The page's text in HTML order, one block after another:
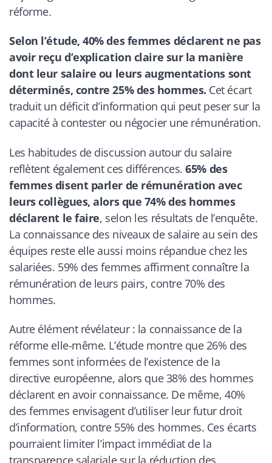
réforme.
Selon l’étude, 40% des femmes déclarent ne pas
avoir reçu d’explication claire sur la manière
dont leur salaire ou leurs augmentations sont
déterminés, contre 25% des hommes. Cet écart
traduit un déficit d’information qui peut peser sur la
capacité à contester ou négocier une rémunération.
Les habitudes de discussion autour du salaire
reflètent également ces différences.65% des
femmes disent parler de rémunération avec
leurs collègues, alors que 74% des hommes
déclarent le faire, selon les résultats de l’enquête.
La connaissance des niveaux de salaire au sein des
équipes reste elle aussi moins répandue chez les
salariées. 59% des femmes affirment connaître la
rémunération de leurs pairs, contre 70% des
hommes.
Autre élément révélateur : la connaissance de la
réforme elle-même. L’étude montre que 26% des
femmes sont informées de l’existence de la
directive européenne, alors que 38% des hommes
déclarent en avoir connaissance. De même, 40%
des femmes envisagent d’utiliser leur futur droit
d’information, contre 55% des hommes. Ces écarts
pourraient limiter l’impact immédiat de la